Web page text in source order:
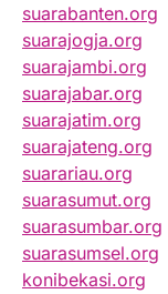
suarabanten.org
suarajogja.org
suarajambi.org
suarajabar.org
suarajatim.org
suarajateng.org
suarariau.org
suarasumut.org
suarasumbar.org
suarasumsel.org
konibekasi.org